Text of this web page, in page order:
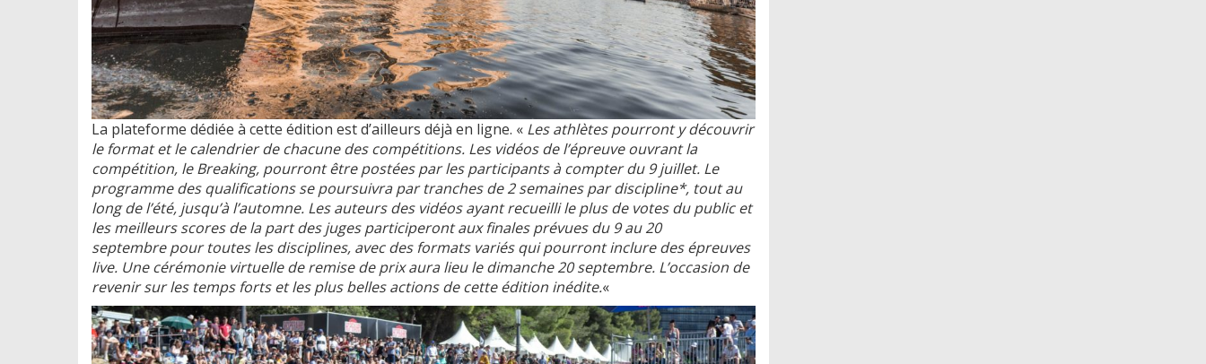
La plateforme dédiée à cette édition est d’ailleurs déjà en ligne. « Les athlètes pourront y découvrir
le format et le calendrier de chacune des compétitions. Les vidéos de l’épreuve ouvrant la
compétition, le Breaking, pourront être postées par les participants à compter du 9 juillet. Le
programme des qualifications se poursuivra par tranches de 2 semaines par discipline*, tout au
long de l’été, jusqu’à l’automne. Les auteurs des vidéos ayant recueilli le plus de votes du public et
les meilleurs scores de la part des juges participeront aux finales prévues du 9 au 20
septembre pour toutes les disciplines, avec des formats variés qui pourront inclure des épreuves
live. Une cérémonie virtuelle de remise de prix aura lieu le dimanche 20 septembre. L’occasion de
revenir sur les temps forts et les plus belles actions de cette édition inédite.«